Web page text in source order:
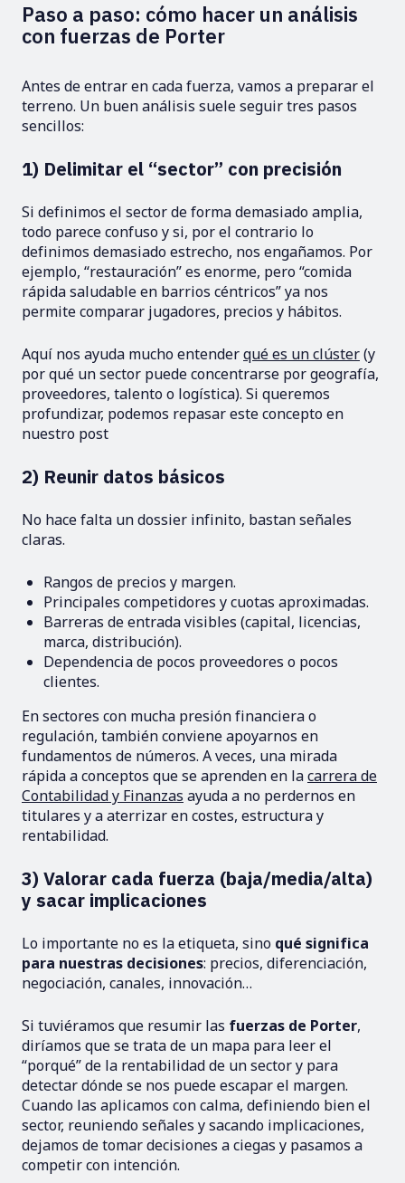
Paso a paso: cómo hacer un análisis
con fuerzas de Porter
Antes de entrar en cada fuerza, vamos a preparar el
terreno. Un buen análisis suele seguir tres pasos
sencillos:
1) Delimitar el “sector” con precisión
Si definimos el sector de forma demasiado amplia,
todo parece confuso y si, por el contrario lo
definimos demasiado estrecho, nos engañamos. Por
ejemplo, “restauración” es enorme, pero “comida
rápida saludable en barrios céntricos” ya nos
permite comparar jugadores, precios y hábitos.
Aquí nos ayuda mucho entenderqué es un clúster(y
por qué un sector puede concentrarse por geografía,
proveedores, talento o logística). Si queremos
profundizar, podemos repasar este concepto en
nuestro post
2) Reunir datos básicos
No hace falta un dossier infinito, bastan señales
claras.
Rangos de precios y margen.
Principales competidores y cuotas aproximadas.
Barreras de entrada visibles (capital, licencias,
marca, distribución).
Dependencia de pocos proveedores o pocos
clientes.
En sectores con mucha presión financiera o
regulación, también conviene apoyarnos en
fundamentos de números. A veces, una mirada
rápida a conceptos que se aprenden en lacarrera de
Contabilidad y Finanzas ayuda a no perdernos en
titulares y a aterrizar en costes, estructura y
rentabilidad.
3) Valorar cada fuerza (baja/media/alta)
y sacar implicaciones
Lo importante no es la etiqueta, sino qué significa
para nuestras decisiones: precios, diferenciación,
negociación, canales, innovación…
Si tuviéramos que resumir las fuerzas de Porter,
diríamos que se trata de un mapa para leer el
“porqué” de la rentabilidad de un sector y para
detectar dónde se nos puede escapar el margen.
Cuando las aplicamos con calma, definiendo bien el
sector, reuniendo señales y sacando implicaciones,
dejamos de tomar decisiones a ciegas y pasamos a
competir con intención.